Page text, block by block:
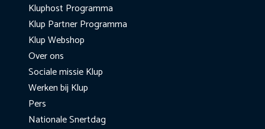
Kluphost Programma
Klup Partner Programma
Klup Webshop
Over ons
Sociale missie Klup
Werken bij Klup
Pers
Nationale Snertdag